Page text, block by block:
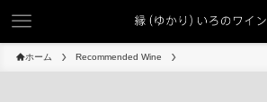
ホーム Recommended Wine